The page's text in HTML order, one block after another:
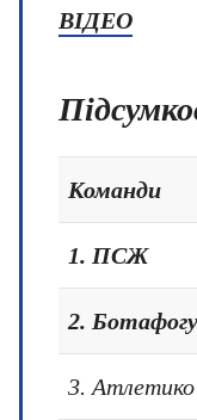
ВІДЕО
Команди
1. ПСЖ
2. Ботафогу
3. Атлетико